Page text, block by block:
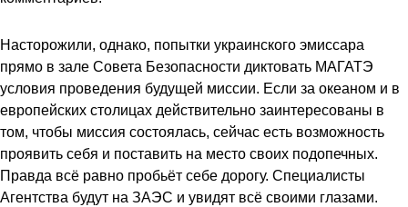
Насторожили, однако, попытки украинского эмиссара
прямо в зале Совета Безопасности диктовать МАГАТЭ
условия проведения будущей миссии. Если за океаном и в
европейских столицах действительно заинтересованы в
том, чтобы миссия состоялась, сейчас есть возможность
проявить себя и поставить на место своих подопечных.
Правда всё равно пробьёт себе дорогу. Специалисты
Агентства будут на ЗАЭС и увидят всё своими глазами.